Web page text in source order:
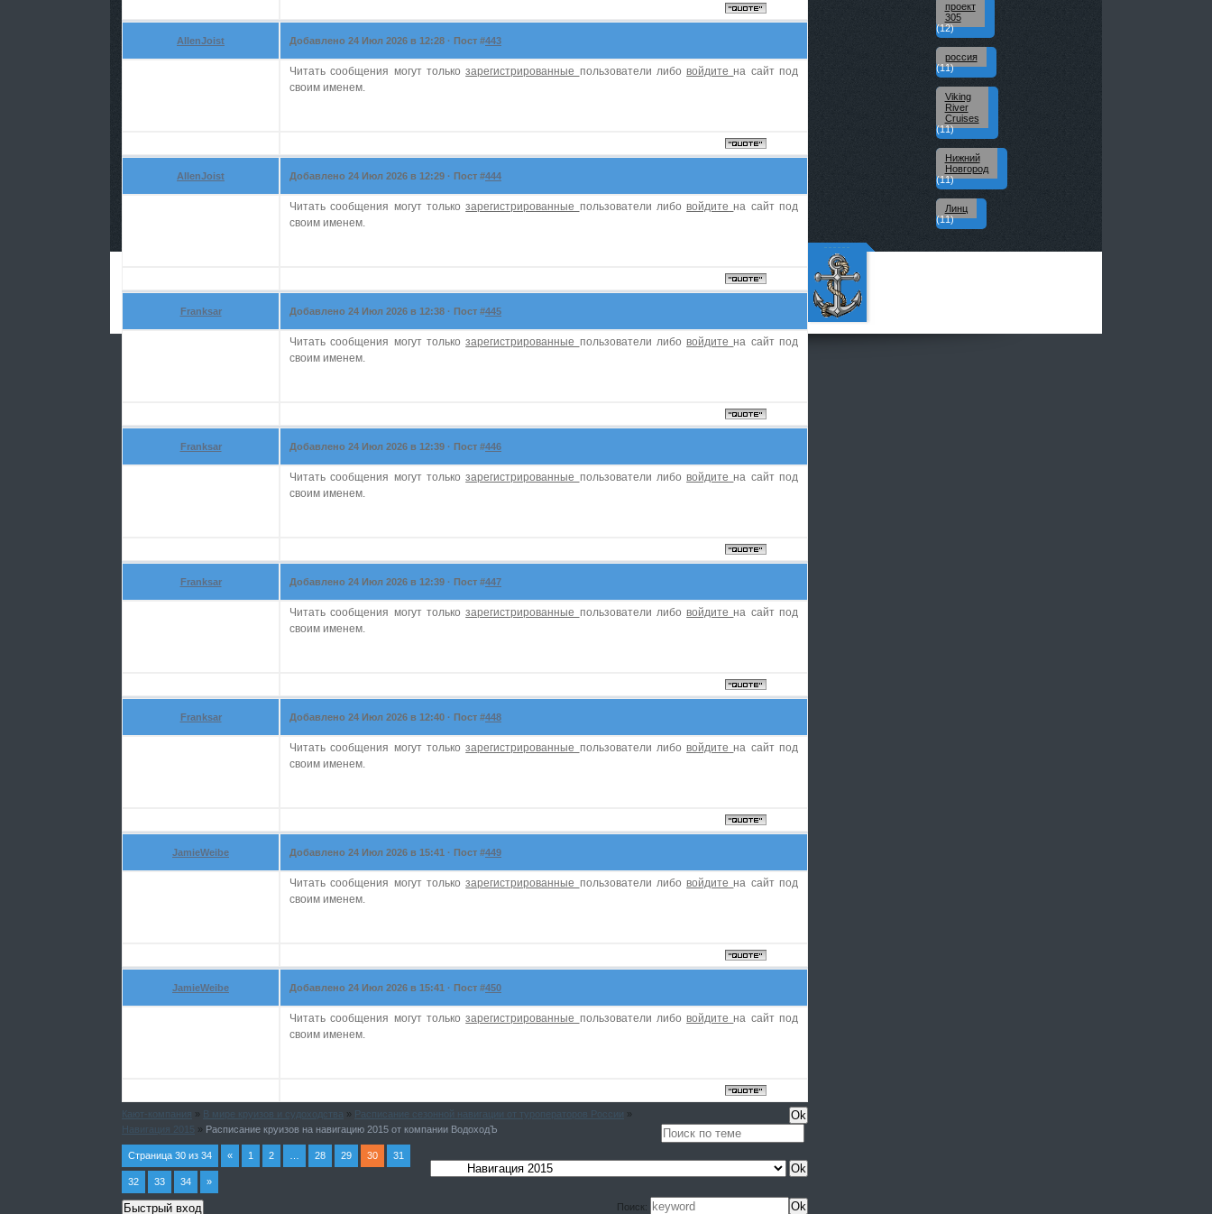
AllenJoist Добавлено 24 Июл 2026 в 12:28 · Пост #443
Читать сообщения могут толькозарегистрированные пользователи либовойдите на сайт под
своим именем.
AllenJoist Добавлено 24 Июл 2026 в 12:29 · Пост #444
Читать сообщения могут толькозарегистрированные пользователи либовойдите на сайт под
своим именем.
Franksar Добавлено 24 Июл 2026 в 12:38 · Пост #445
Читать сообщения могут толькозарегистрированные пользователи либовойдите на сайт под
своим именем.
Franksar Добавлено 24 Июл 2026 в 12:39 · Пост #446
Читать сообщения могут толькозарегистрированные пользователи либовойдите на сайт под
своим именем.
Franksar Добавлено 24 Июл 2026 в 12:39 · Пост #447
Читать сообщения могут толькозарегистрированные пользователи либовойдите на сайт под
своим именем.
Franksar Добавлено 24 Июл 2026 в 12:40 · Пост #448
Читать сообщения могут толькозарегистрированные пользователи либовойдите на сайт под
своим именем.
JamieWeibe Добавлено 24 Июл 2026 в 15:41 · Пост #449
Читать сообщения могут толькозарегистрированные пользователи либовойдите на сайт под
своим именем.
JamieWeibe Добавлено 24 Июл 2026 в 15:41 · Пост #450
Читать сообщения могут толькозарегистрированные пользователи либовойдите на сайт под
своим именем.
Кают-компания » В мире круизов и судоходства » Расписание сезонной навигации от туроператоров России »
Навигация 2015 » Расписание круизов на навигацию 2015 от компании ВодоходЪ
Страница 30 из 34 « 1 2 28 29 30 31
32 33 34 »
Поиск:
проект
305
(12)
россия
(11)
Viking
River
Cruises
(11)
Нижний
Новгород
(11)
Линц
(11)
Портал